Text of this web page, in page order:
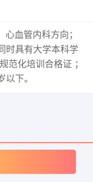
心血管内科方向；
时具有大学本科学
范化培训合格证 ；
以下。